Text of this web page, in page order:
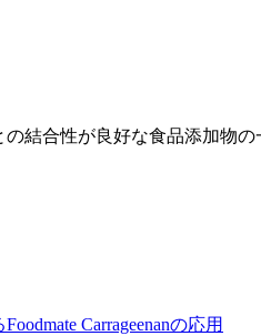
結合性が良好な食品添加物
Carrageenanの応用